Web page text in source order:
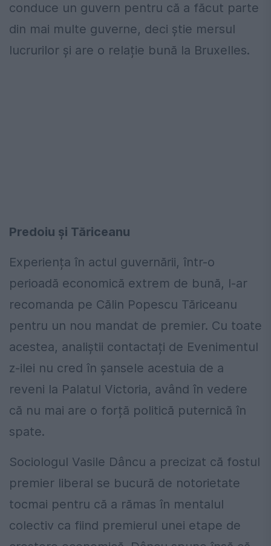
conduce un guvern pentru că a făcut parte
din mai multe guverne, deci știe mersul
lucrurilor și are o relație bună la Bruxelles.
Predoiu și Tăriceanu
Experiența în actul guvernării, într-o
perioadă economică extrem de bună, l-ar
recomanda pe Călin Popescu Tăriceanu
pentru un nou mandat de premier. Cu toate
acestea, analiștii contactați de Evenimentul
z-ilei nu cred în șansele acestuia de a
reveni la Palatul Victoria, având în vedere
că nu mai are o forță politică puternică în
spate.
Sociologul Vasile Dâncu a precizat că fostul
premier liberal se bucură de notorietate
tocmai pentru că a rămas în mentalul
colectiv ca fiind premierul unei etape de